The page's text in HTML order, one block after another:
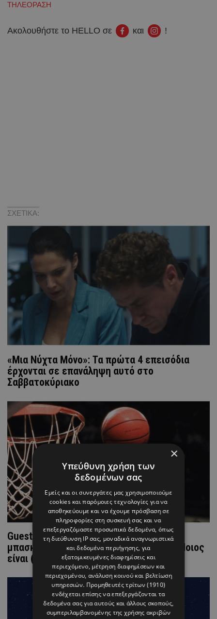
ΤΗΛΕΟΡΑΣΗ
Ακολουθήστε το HELLO σε και !
ΣΧΕΤΙΚΑ:
«Μια Νύχτα Μόνο»: Τα πρώτα 4 επεισόδια
έρχονται σε επανάληψη αυτό στο
Σαββατοκύριακο
Guest εμφάνιση πασίγνωστου
μπασκετμπολίστα σε ελληνική σειρά – Ποιος
είναι (ΦΩΤΟ)
×
Υπεύθυνη χρήση των
δεδομένων σας
Εμείς και οι συνεργάτες μας χρησιμοποιούμε
cookies και παρόμοιες τεχνολογίες για να
αποθηκεύουμε και να έχουμε πρόσβαση σε
πληροφορίες στη συσκευή σας και να
επεξεργαζόμαστε προσωπικά δεδομένα, όπως
τη διεύθυνση IP σας, μοναδικά αναγνωριστικά
και δεδομένα περιήγησης, για
εξατομικευμένες διαφημίσεις και
περιεχόμενο, μέτρηση διαφημίσεων και
περιεχομένου, ανάλυση κοινού και βελτίωση
υπηρεσιών. Προμηθευτές τρίτων (1910)
ενδέχεται επίσης να επεξεργάζονται τα
δεδομένα σας για αυτούς και άλλους σκοπούς,
συμπεριλαμβανομένης της χρήσης ακριβών